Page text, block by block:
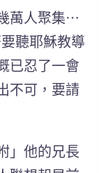
萬人聚集⋯
聽耶穌教導
已忍了一會
不可，要請
」他的兄長